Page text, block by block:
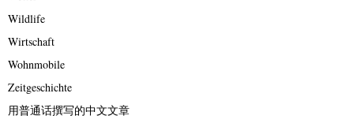
Wildlife
Wirtschaft
Wohnmobile
Zeitgeschichte
用普通话撰写的中文文章